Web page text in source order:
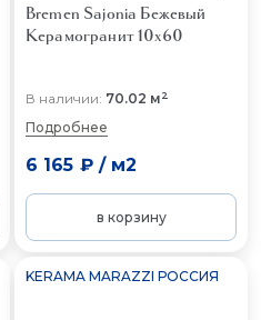
Bremen Sajonia Бежевый
Керамогранит 10x60
В наличии: 70.02 м2
Подробнее
6 165 ₽/ м2
в корзину
KERAMA MARAZZI РОССИЯ